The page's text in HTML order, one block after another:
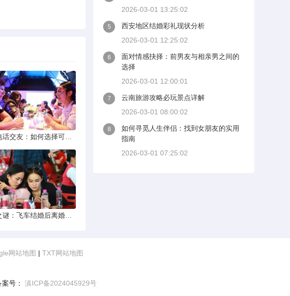
2026-03-01 13:25:02
5
西安地区结婚彩礼现状分析
2026-03-01 12:25:02
6
面对情感抉择：前男友与相亲男之间的
选择
2026-03-01 12:00:01
7
云南旅游攻略必玩景点详解
2026-03-01 08:00:02
8
如何寻觅人生伴侣：找到女朋友的实用
指南
2026-03-01 07:25:02
网站地图 | TXT网站地图
号： 滇ICP备2024045929号